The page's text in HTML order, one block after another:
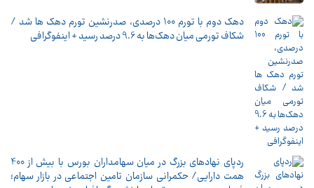
دهک دوم با تورم 100 درصدی، صدرنشین تورم دهک ها شد /
شکاف تورمی میان دهک‌ها به 9.6 درصد رسید + اینفوگرافی
ردپای نهادهای بزرگ در میان سهامداران بورس با بیش از 400
همت دارایی/ حکمرانی سازمان تامین اجتماعی در بازار سهام؛